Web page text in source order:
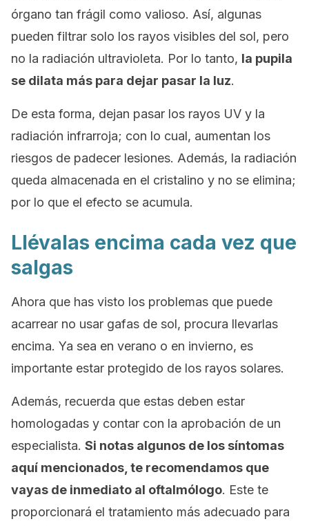
órgano tan frágil como valioso. Así, algunas
pueden filtrar solo los rayos visibles del sol, pero
no la radiación ultravioleta. Por lo tanto, la pupila
se dilata más para dejar pasar la luz.
De esta forma, dejan pasar los rayos UV y la
radiación infrarroja; con lo cual, aumentan los
riesgos de padecer lesiones. Además, la radiación
queda almacenada en el cristalino y no se elimina;
por lo que el efecto se acumula.
Llévalas encima cada vez que
salgas
Ahora que has visto los problemas que puede
acarrear no usar gafas de sol, procura llevarlas
encima. Ya sea en verano o en invierno, es
importante estar protegido de los rayos solares.
Además, recuerda que estas deben estar
homologadas y contar con la aprobación de un
especialista. Si notas algunos de los síntomas
aquí mencionados, te recomendamos que
vayas de inmediato al oftalmólogo. Este te
proporcionará el tratamiento más adecuado para